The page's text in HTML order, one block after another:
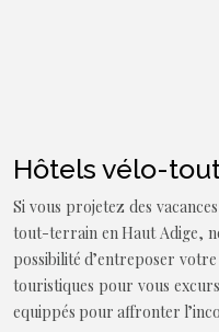
Hôtels vélo-
Si vous projetez des
tout-terrain en Haut Adige,
possibilité d’entreposer
touristiques pour vous
equippés pour affronter